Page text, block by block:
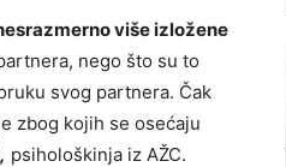
više izložene
nego što su to
svog partnera. Čak
zbog kojih se osećaju
psihološkinja iz AŽC.